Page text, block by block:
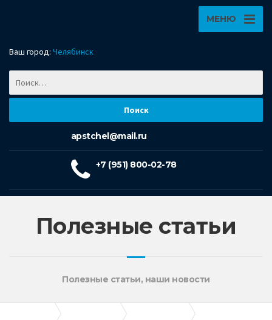
Ваш город: Челябинск
МЕНЮ
apstchel@mail.ru
+7 (951) 800-02-78
Полезные статьи
Полезные статьи, наши новости